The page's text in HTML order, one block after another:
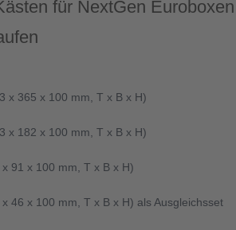
für NextGen Euroboxen
x 365 x 100 mm, T x B x H)
x 182 x 100 mm, T x B x H)
91 x 100 mm, T x B x H)
46 x 100 mm, T x B x H) als Ausgleichsset